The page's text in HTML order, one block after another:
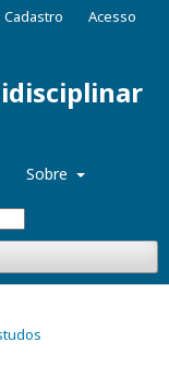
Sobre
Cadastro Acesso